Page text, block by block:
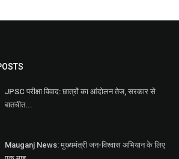
JPSC परीक्षा विवाद: छात्रों का आंदोलन तेज, सरकार से
बातचीत...
Mauganj News: मुख्यमंत्री जन-विश्वास अभियान के लिए